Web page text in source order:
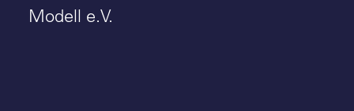
Modell e.V.